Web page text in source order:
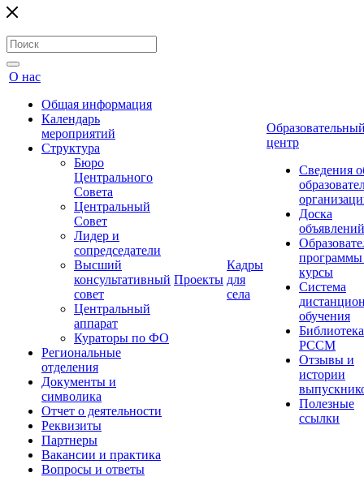
О нас
Общая информация
Календарь
мероприятий
Структура
Бюро
Центрального
Совета
Центральный
Совет
Лидер и
сопредседатели
Высший
консультативный
совет
Центральный
аппарат
Кураторы по ФО
Региональные
отделения
Документы и
символика
Отчет о деятельности
Реквизиты
Партнеры
Вакансии и практика
Вопросы и ответы
Проекты
Кадры
для
села
центр
Сведения
Доска
объявлений
курсы
Система
обучения
Библиотека
РССМ
Отзывы и
истории
Полезные
ссылки